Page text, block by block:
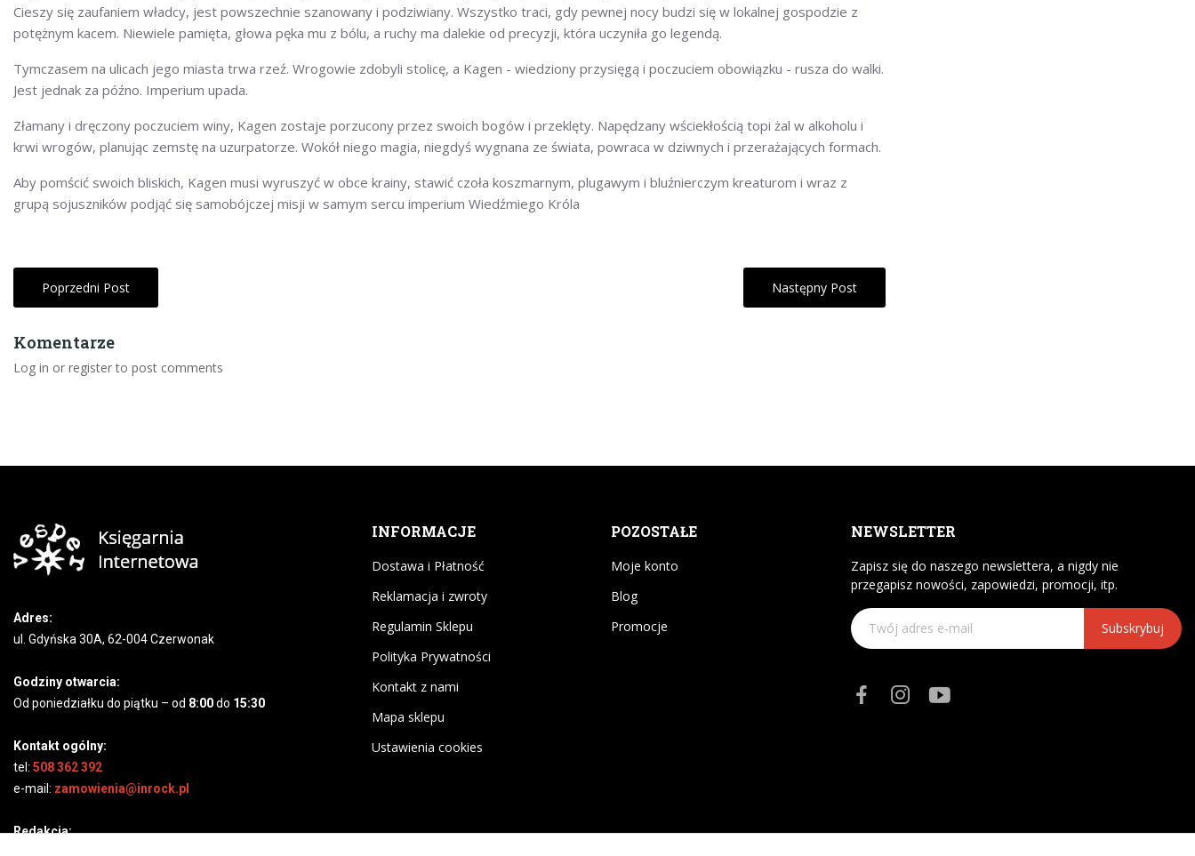
Cieszy się zaufaniem władcy, jest powszechnie szanowany i podziwiany. Wszystko traci, gdy pewnej nocy budzi się w lokalnej gospodzie z
potężnym kacem. Niewiele pamięta, głowa pęka mu z bólu, a ruchy ma dalekie od precyzji, która uczyniła go legendą.
Tymczasem na ulicach jego miasta trwa rzeź. Wrogowie zdobyli stolicę, a Kagen - wiedziony przysięgą i poczuciem obowiązku - rusza do walki.
Jest jednak za późno. Imperium upada.
Złamany i dręczony poczuciem winy, Kagen zostaje porzucony przez swoich bogów i przeklęty. Napędzany wściekłością topi żal w alkoholu i
krwi wrogów, planując zemstę na uzurpatorze. Wokół niego magia, niegdyś wygnana ze świata, powraca w dziwnych i przerażających formach.
Aby pomścić swoich bliskich, Kagen musi wyruszyć w obce krainy, stawić czoła koszmarnym, plugawym i bluźnierczym kreaturom i wraz z
grupą sojuszników podjąć się samobójczej misji w samym sercu imperium Wiedźmiego Króla
Poprzedni Post Następny Post
Komentarze
Log in or register to post comments
Adres:
ul. Gdyńska 30A, 62-004 Czerwonak
Godziny otwarcia:
Od poniedziałku do piątku – od 8:00do 15:30
Kontakt ogólny:
tel: 508 362 392
e-mail: zamowienia@inrock.pl
Redakcja:
INFORMACJE
Dostawa i Płatność
Reklamacja i zwroty
Regulamin Sklepu
Polityka Prywatności
Kontakt z nami
Mapa sklepu
Ustawienia cookies
POZOSTAŁE
Moje konto
Blog
Promocje
NEWSLETTER
Zapisz się do naszego newslettera, a nigdy nie
przegapisz nowości, zapowiedzi, promocji, itp.
Subskrybuj